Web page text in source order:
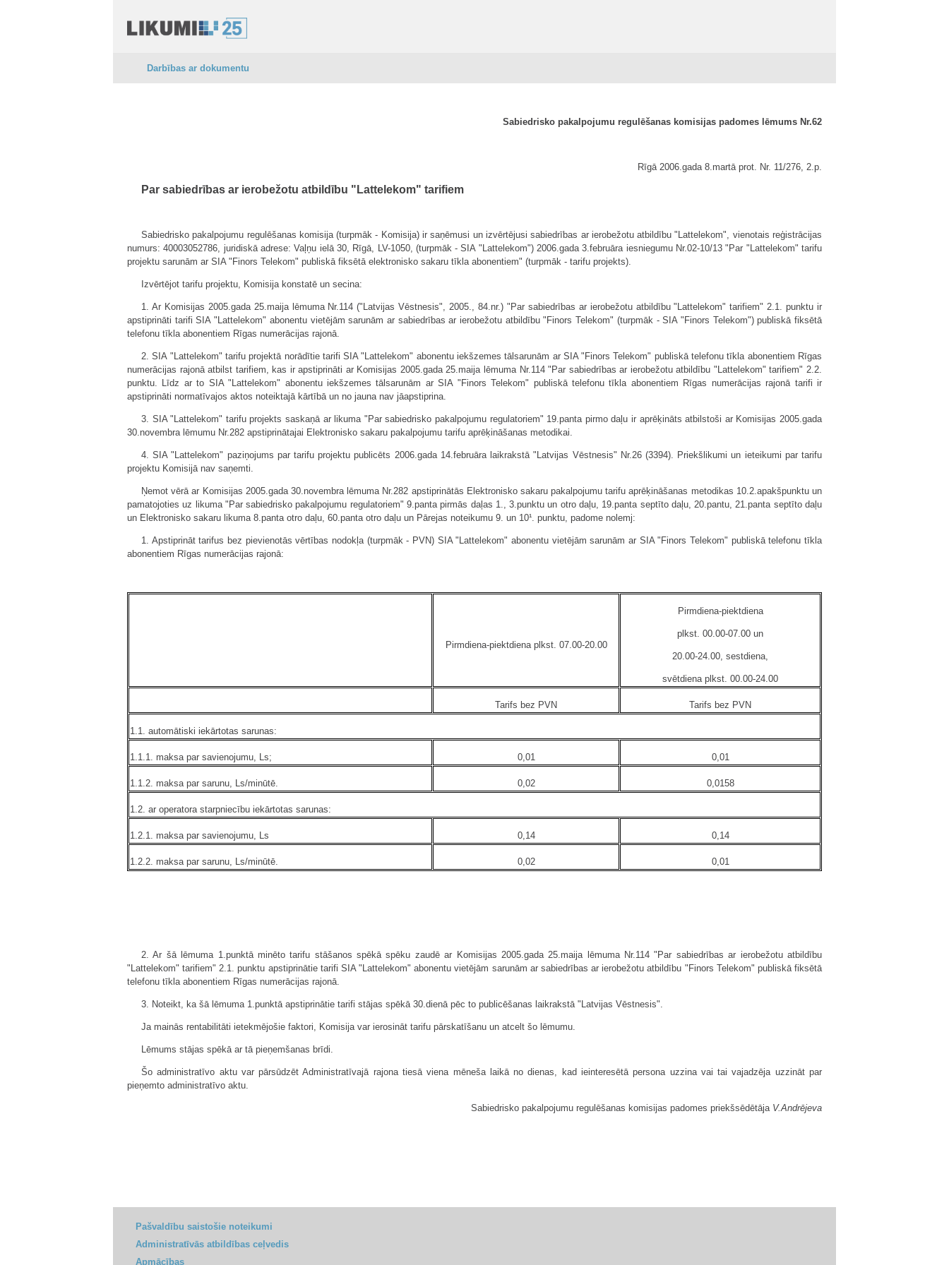
Darbības ar dokumentu
Sabiedrisko pakalpojumu regulēšanas komisijas padomes lēmums Nr.62
Rīgā 2006.gada 8.martā prot. Nr. 11/276, 2.p.
Par sabiedrības ar ierobežotu atbildību "Lattelekom" tarifiem
Sabiedrisko pakalpojumu regulēšanas komisija (turpmāk - Komisija) ir saņēmusi un izvērtējusi sabiedrības ar ierobežotu atbildību "Lattelekom", vienotais reģistrācijas
numurs: 40003052786, juridiskā adrese: Vaļņu ielā 30, Rīgā, LV-1050, (turpmāk - SIA "Lattelekom") 2006.gada 3.februāra iesniegumu Nr.02-10/13 "Par "Lattelekom" tarifu
projektu sarunām ar SIA "Finors Telekom" publiskā fiksētā elektronisko sakaru tīkla abonentiem" (turpmāk - tarifu projekts).
Izvērtējot tarifu projektu, Komisija konstatē un secina:
1. Ar Komisijas 2005.gada 25.maija lēmuma Nr.114 ("Latvijas Vēstnesis", 2005., 84.nr.) "Par sabiedrības ar ierobežotu atbildību "Lattelekom" tarifiem" 2.1. punktu ir
apstiprināti tarifi SIA "Lattelekom" abonentu vietējām sarunām ar sabiedrības ar ierobežotu atbildību "Finors Telekom" (turpmāk - SIA "Finors Telekom") publiskā fiksētā
telefonu tīkla abonentiem Rīgas numerācijas rajonā.
2. SIA "Lattelekom" tarifu projektā norādītie tarifi SIA "Lattelekom" abonentu iekšzemes tālsarunām ar SIA "Finors Telekom" publiskā telefonu tīkla abonentiem Rīgas
numerācijas rajonā atbilst tarifiem, kas ir apstiprināti ar Komisijas 2005.gada 25.maija lēmuma Nr.114 "Par sabiedrības ar ierobežotu atbildību "Lattelekom" tarifiem" 2.2.
punktu. Līdz ar to SIA "Lattelekom" abonentu iekšzemes tālsarunām ar SIA "Finors Telekom" publiskā telefonu tīkla abonentiem Rīgas numerācijas rajonā tarifi ir
apstiprināti normatīvajos aktos noteiktajā kārtībā un no jauna nav jāapstiprina.
3. SIA "Lattelekom" tarifu projekts saskaņā ar likuma "Par sabiedrisko pakalpojumu regulatoriem" 19.panta pirmo daļu ir aprēķināts atbilstoši ar Komisijas 2005.gada
30.novembra lēmumu Nr.282 apstiprinātajai Elektronisko sakaru pakalpojumu tarifu aprēķināšanas metodikai.
4. SIA "Lattelekom" paziņojums par tarifu projektu publicēts 2006.gada 14.februāra laikrakstā "Latvijas Vēstnesis" Nr.26 (3394). Priekšlikumi un ieteikumi par tarifu
projektu Komisijā nav saņemti.
Ņemot vērā ar Komisijas 2005.gada 30.novembra lēmuma Nr.282 apstiprinātās Elektronisko sakaru pakalpojumu tarifu aprēķināšanas metodikas 10.2.apakšpunktu un
pamatojoties uz likuma "Par sabiedrisko pakalpojumu regulatoriem" 9.panta pirmās daļas 1., 3.punktu un otro daļu, 19.panta septīto daļu, 20.pantu, 21.panta septīto daļu
un Elektronisko sakaru likuma 8.panta otro daļu, 60.panta otro daļu un Pārejas noteikumu 9. un 10¹. punktu, padome nolemj:
1. Apstiprināt tarifus bez pievienotās vērtības nodokļa (turpmāk - PVN) SIA "Lattelekom" abonentu vietējām sarunām ar SIA "Finors Telekom" publiskā telefonu tīkla
abonentiem Rīgas numerācijas rajonā:
Pirmdiena-piektdiena plkst. 07.00-20.00
Pirmdiena-piektdiena
plkst. 00.00-07.00 un
20.00-24.00, sestdiena,
svētdiena plkst. 00.00-24.00
Tarifs bez PVN Tarifs bez PVN
1.1. automātiski iekārtotas sarunas:
1.1.1. maksa par savienojumu, Ls; 0,01 0,01
1.1.2. maksa par sarunu, Ls/minūtē. 0,02 0,0158
1.2. ar operatora starpniecību iekārtotas sarunas:
1.2.1. maksa par savienojumu, Ls 0,14 0,14
1.2.2. maksa par sarunu, Ls/minūtē. 0,02 0,01
2. Ar šā lēmuma 1.punktā minēto tarifu stāšanos spēkā spēku zaudē ar Komisijas 2005.gada 25.maija lēmuma Nr.114 "Par sabiedrības ar ierobežotu atbildību
"Lattelekom" tarifiem" 2.1. punktu apstiprinātie tarifi SIA "Lattelekom" abonentu vietējām sarunām ar sabiedrības ar ierobežotu atbildību "Finors Telekom" publiskā fiksētā
telefonu tīkla abonentiem Rīgas numerācijas rajonā.
3. Noteikt, ka šā lēmuma 1.punktā apstiprinātie tarifi stājas spēkā 30.dienā pēc to publicēšanas laikrakstā "Latvijas Vēstnesis".
Ja mainās rentabilitāti ietekmējošie faktori, Komisija var ierosināt tarifu pārskatīšanu un atcelt šo lēmumu.
Lēmums stājas spēkā ar tā pieņemšanas brīdi.
Šo administratīvo aktu var pārsūdzēt Administratīvajā rajona tiesā viena mēneša laikā no dienas, kad ieinteresētā persona uzzina vai tai vajadzēja uzzināt par
pieņemto administratīvo aktu.
Sabiedrisko pakalpojumu regulēšanas komisijas padomes priekšsēdētāja V.Andrējeva
Pašvaldību saistošie noteikumi
Administratīvās atbildības ceļvedis
Apmācības